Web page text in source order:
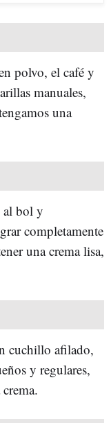
polvo, el café y
manuales,
una
al bol y
completamente
una crema lisa,
cuchillo afilado,
y regulares,